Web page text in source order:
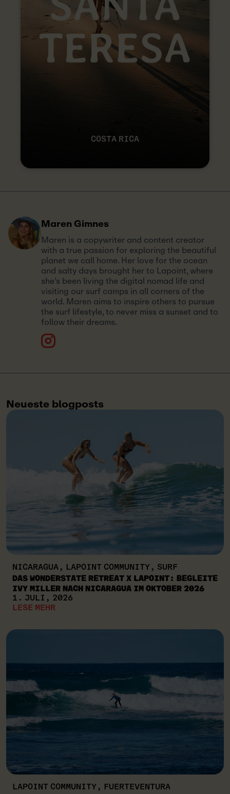
COSTA RICA
Maren Gimnes
Maren is a copywriter and content creator
with a true passion for exploring the beautiful
planet we call home. Her love for the ocean
and salty days brought her to Lapoint, where
she’s been living the digital nomad life and
visiting our surf camps in all corners of the
world. Maren aims to inspire others to pursue
the surf lifestyle, to never miss a sunset and to
follow their dreams.
Neueste blogposts
NICARAGUA, LAPOINT COMMUNITY, SURF
DAS WONDERSTATE RETREAT X LAPOINT: BEGLEITE
IVY MILLER NACH NICARAGUA IM OKTOBER 2026
1. JULI, 2026
LESE MEHR
LAPOINT COMMUNITY, FUERTEVENTURA